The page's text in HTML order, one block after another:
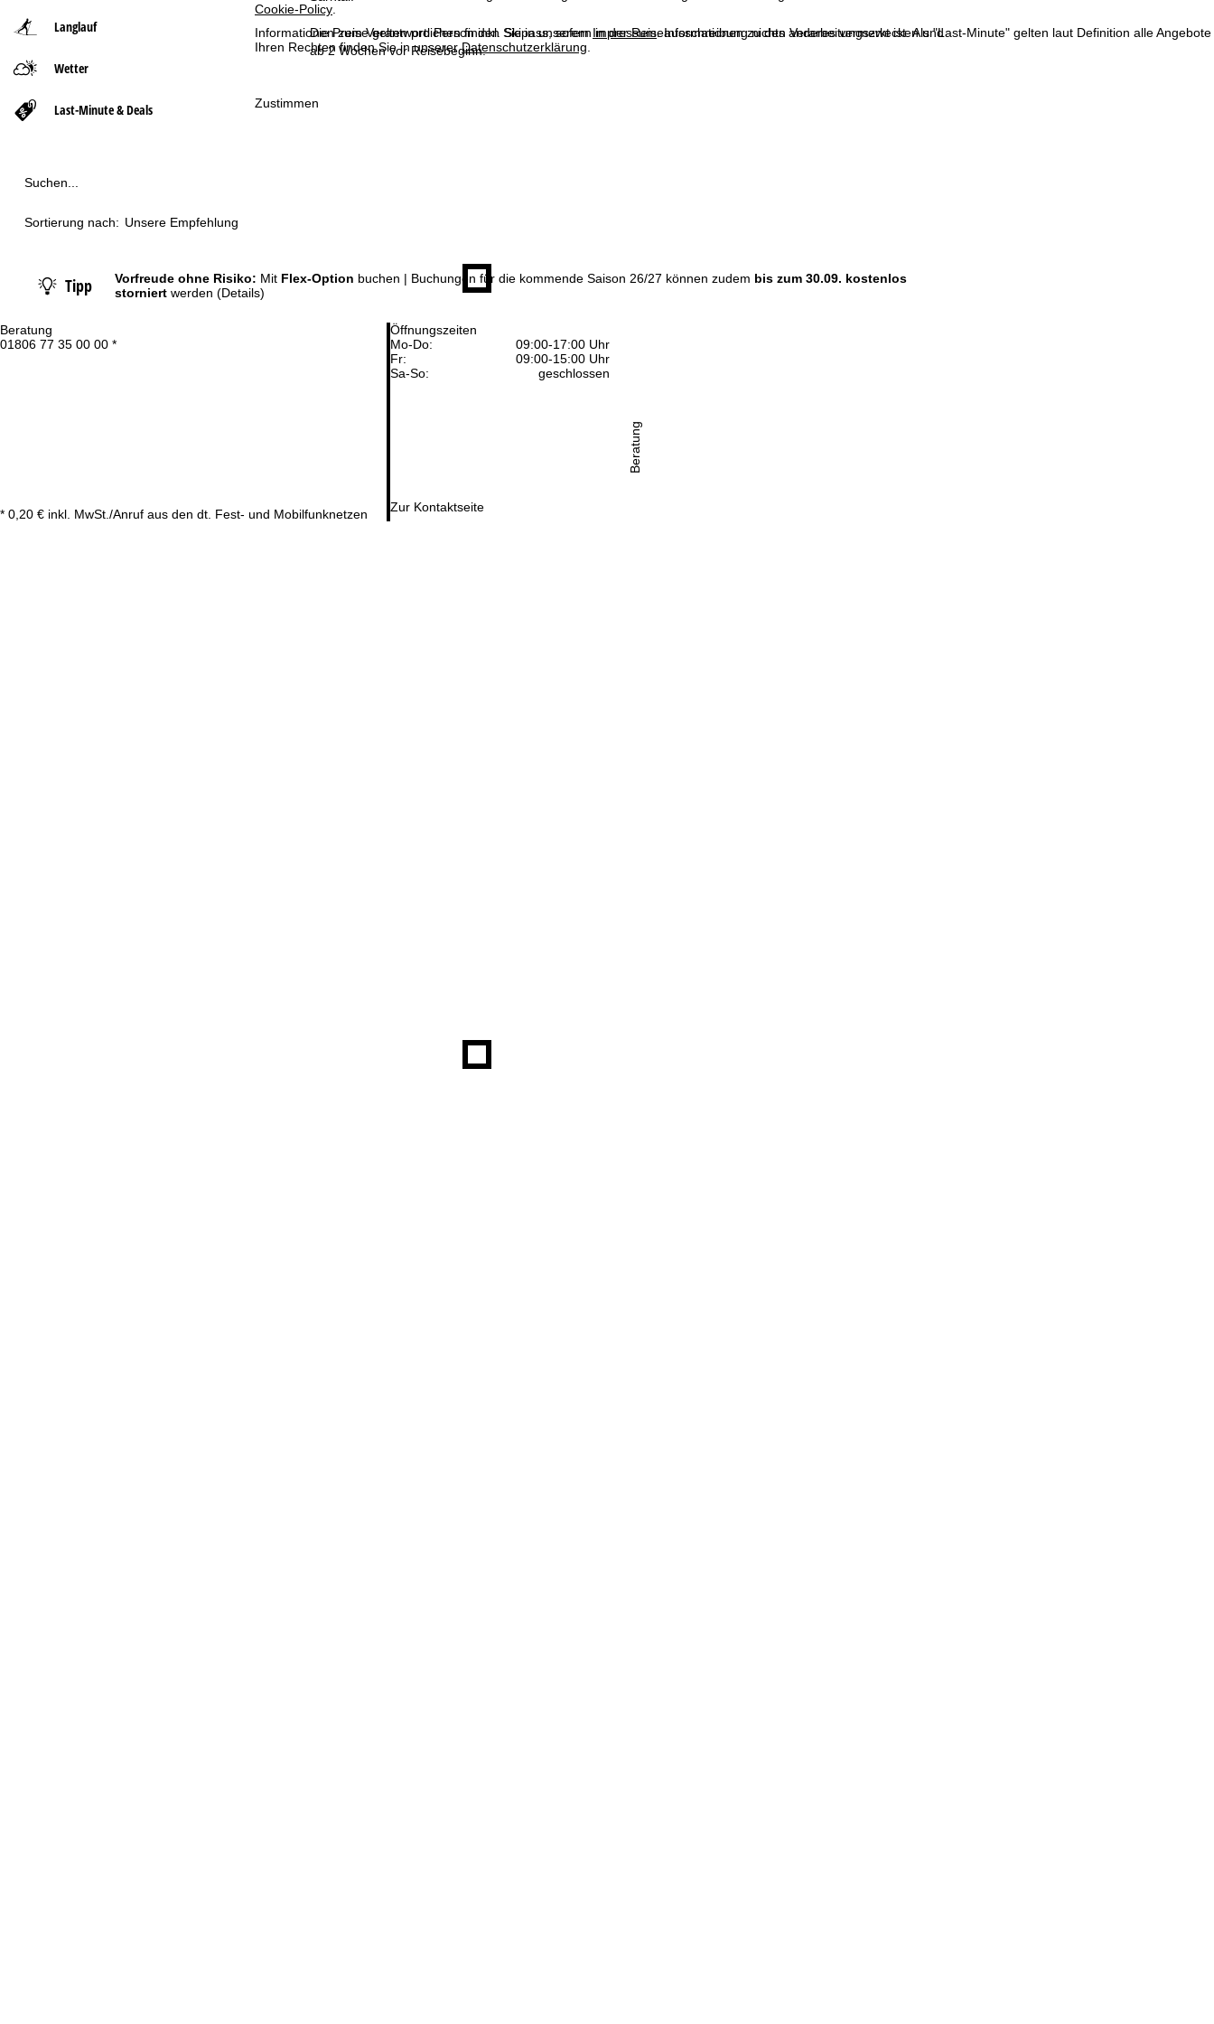
Cookie-Policy
Informationen zum Verantwortlichen finden Sie in unseremImpressum. Informationen zu den Verarbeitungszwecken und
Ihren Rechten finden Sie in unsererDatenschutzerklärung
Zustimmen
Beratung
01806 77 35 00 00 *
* 0,20 € inkl. MwSt./Anruf aus den dt. Fest- und Mobilfunknetzen
Öffnungszeiten
Mo-Do:
09:00-17:00 Uhr
Fr:
09:00-15:00 Uhr
Sa-So:
geschlossen
Zur Kontaktseite
Beratung
Langlauf
Wetter
Last-Minute & Deals
t
Die Preise gelten pro Person inkl. Skipass, sofern in der Reiseausschreibung nichts anderes vermerkt ist. Als "Last-Minute" gelten laut Definition alle Angebote
ab 2 Wochen vor Reisebeginn.
Suchen...
Sortierung nach: Unsere Empfehlung
Tipp Vorfreude ohne Risiko: Mit Flex-Option buchen | Buchungen für die kommende Saison 26/27 können zudem bis zum 30.09. kostenlos
storniertwerden (Details)